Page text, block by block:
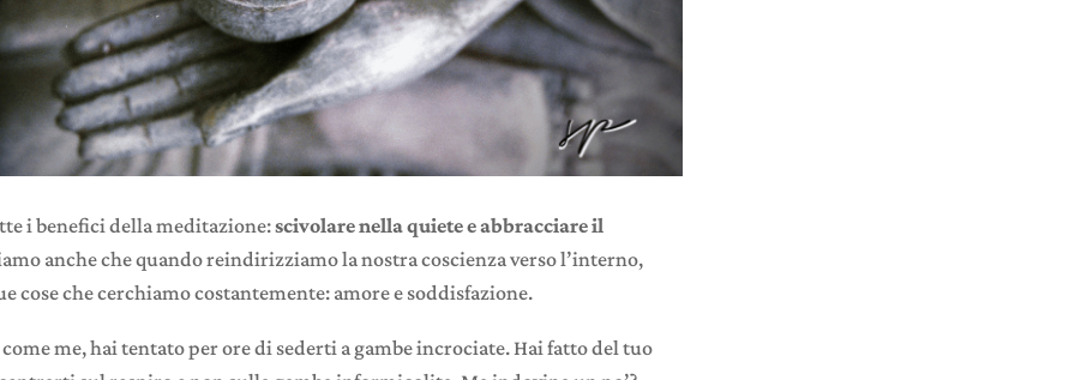
i benefici della meditazione:scivolare nella quiete e abbracciare il
anche che quando reindirizziamo la nostra coscienza verso l’interno,
cose che cerchiamo costantemente: amore e soddisfazione.
come me, hai tentato per ore di sederti a gambe incrociate. Hai fatto del tuo